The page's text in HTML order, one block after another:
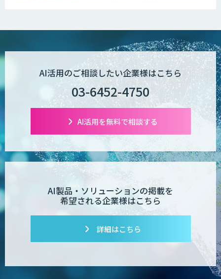
POPstation
業務特化型AIエージェントの開発支援
「業務AIプロ」
Dify導入支援
AI活用のご相談したい企業様はこちら
03-6452-4750
AI活用を無料で相談する
AI製品・ソリューションの掲載を
希望される企業様はこちら
詳細はこちら